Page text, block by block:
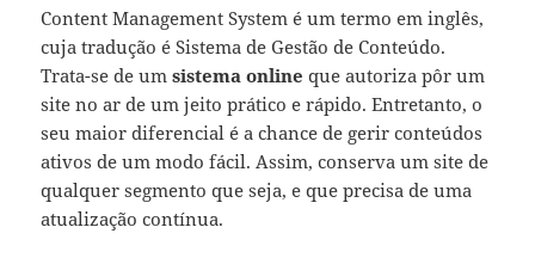
Content Management System é um termo em inglês,
cuja tradução é Sistema de Gestão de Conteúdo.
Trata-se de umsistema online que autoriza pôr um
site no ar de um jeito prático e rápido. Entretanto, o
seu maior diferencial é a chance de gerir conteúdos
ativos de um modo fácil. Assim, conserva um site de
qualquer segmento que seja, e que precisa de uma
atualização contínua.